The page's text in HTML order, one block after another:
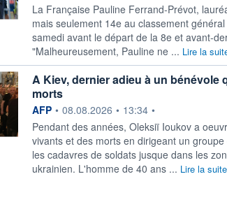
La Française Pauline Ferrand-Prévot,
mais seulement 14e au classement
samedi avant le départ de la 8e et avant-
"Malheureusement, Pauline ne ... Lire la
A Kiev, dernier adieu à un bénévole
morts
information fournie par
AFP • 08.08.2026 • 13:34 •
Pendant des années, Oleksiï Ioukov a
vivants et des morts en dirigeant un
les cadavres de soldats jusque dans les
ukrainien. L'homme de 40 ans ... Lire la suite